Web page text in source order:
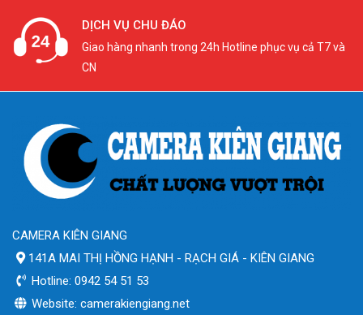
DỊCH VỤ CHU ĐÁO
Giao hàng nhanh trong 24h Hotline phục vụ cả T7 và
CN
CAMERA KIÊN GIANG
141A MAI THỊ HỒNG HẠNH - RẠCH GIÁ - KIÊN GIANG
Hotline: 0942 54 51 53
Website: camerakiengiang.net